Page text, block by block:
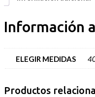
Información
ELEGIR MEDIDAS
Productos